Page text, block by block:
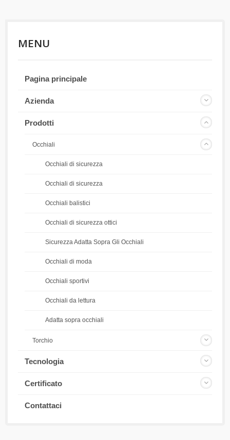
MENU
Pagina principale
Azienda
Prodotti
Occhiali
Occhiali di sicurezza
Occhiali di sicurezza
Occhiali balistici
Occhiali di sicurezza ottici
Sicurezza Adatta Sopra Gli Occhiali
Occhiali di moda
Occhiali sportivi
Occhiali da lettura
Adatta sopra occhiali
Torchio
Tecnologia
Certificato
Contattaci